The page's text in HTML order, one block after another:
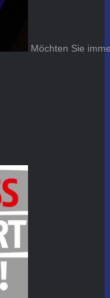
Möchten Sie